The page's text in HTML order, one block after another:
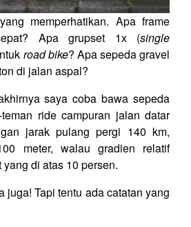
memperhatikan. Apa frame
Apa grupset 1x (single
road bike? Apa sepeda gravel
di jalan aspal?
saya coba bawa sepeda
ride campuran jalan datar
jarak pulang pergi 140 km,
meter, walau gradien relatif
di atas 10 persen.
juga! Tapi tentu ada catatan yang